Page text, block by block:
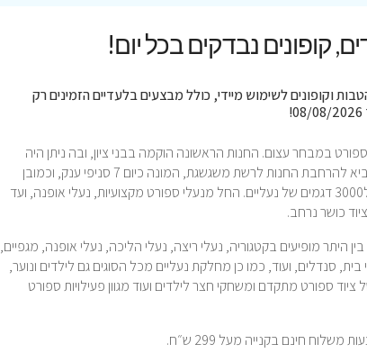
קופונים נבדקים בכל יום!
וקופונים לשימוש מיידי, כולל מבצעים בלעדיים הזמינים רק
במבחר עצום. החנות הראשונה הוקמה בבני ציון, ובה ניתן היה
למצוא מגוון של מותגים מכל המינים שמשך לקוחות רבים והביא להרחבת החנות לרשת משגשגת, המונה כיום 7 סניפי ענק, וכמובן
אתר אונליין. על מנת לשבר את האוזן, באליטל קיימים מעל ל3000 דגמים של נעליים. החל מנעלי ספורט מקצועיות, נעלי אופנה, ועד
כושר נרחב.
היתר מופיעים בקטגוריה, נעלי ריצה, נעלי הליכה, נעלי אופנה, מגפיים,
סנדלים, ועוד, כמו כן מחלקת נעליים מכל הסוגים גם לילדים ונוער,
ספורט מתקדם ומשחקי חצר לילדים ועוד מגוון פעילויות ספורט
חינם בקנייה מעל 299 ש״ח.